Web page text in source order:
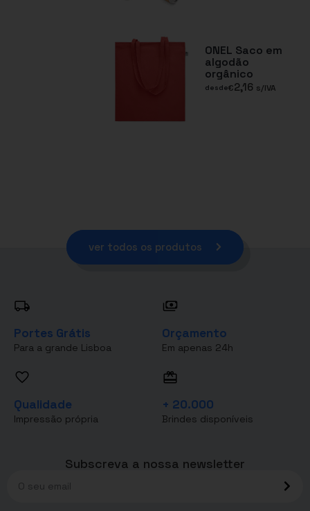
ONEL Saco em
algodão
orgânico
desde€2,16 s/IVA
ver todos os produtos
Portes Grátis
Para a grande Lisboa
Orçamento
Em apenas 24h
Qualidade
Impressão própria
+ 20.000
Brindes disponíveis
Subscreva a nossa newsletter